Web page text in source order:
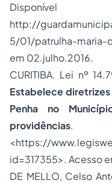
http://
5/01/patrulha-maria-
em 02.julho.2016.
CURITIBA. Lei nº
Estabelece diretrizes
Penha no
providências.
<https://
id=317355>. Acesso
DE MELLO, Celso